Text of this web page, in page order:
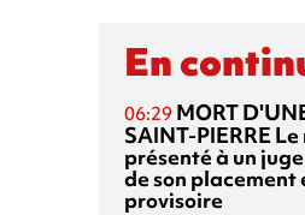
En
06:29 MORT
SAINT-PIERRE Le
présenté à un
de son placement
provisoire